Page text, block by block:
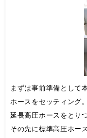
まずは事前準備として
ホースをセッティング。
延長高圧ホースをとり
その先に標準高圧ホー